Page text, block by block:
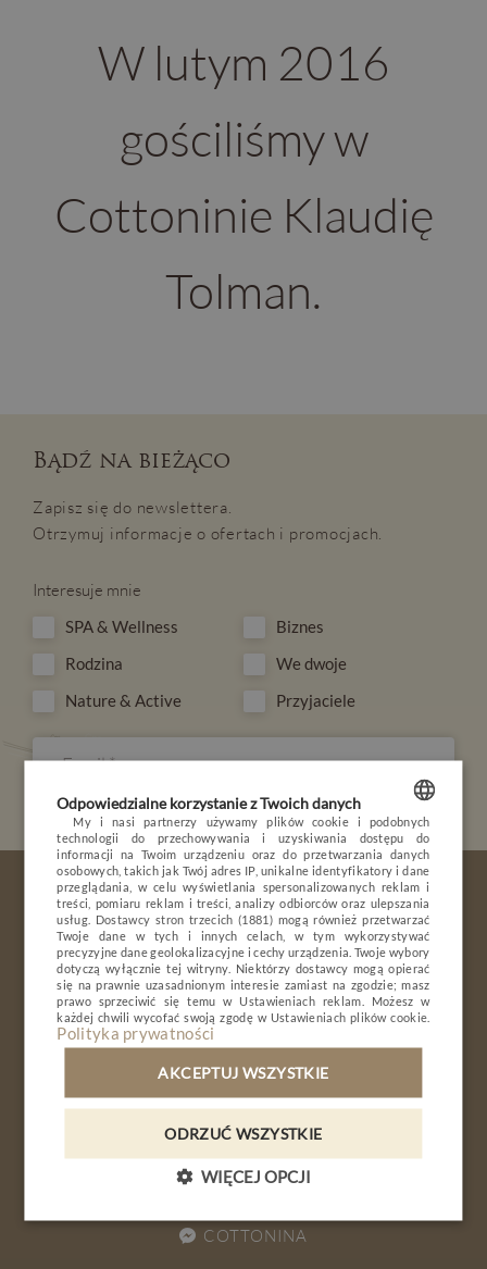
OPINIE BLOG POGODA VOUCHER
POKOJE I PAKIETY
DLA DZIECI
MINERAL SPA
RESTAURACJA
NATURE & ACTIVE
BIZNES
GALERIA
KONTAKT
REZERWACJA
W lutym 2016
gościliśmy w
Cottoninie Klaudię
Tolman.
Bądź na bieżąco
Zapisz się do newslettera.
Otrzymuj informacje o ofertach i promocjach.
Interesuje mnie
SPA & Wellness
Biznes
Rodzina
We dwoje
Nature & Active
Przyjaciele
ZAPISZ SIĘ
Sanatoryjna 7
COTTONINA
POLISH
ENGLISH
GERMAN
CZECH
Odpowiedzialne korzystanie z Twoich danych
My i nasi partnerzy używamy plików cookie i podobnych
technologii do przechowywania i uzyskiwania dostępu do
informacji na Twoim urządzeniu oraz do przetwarzania danych
osobowych, takich jak Twój adres IP, unikalne identyfikatory i dane
przeglądania, w celu wyświetlania spersonalizowanych reklam i
treści, pomiaru reklam i treści, analizy odbiorców oraz ulepszania
usług. Dostawcy stron trzecich (1881)mogą również przetwarzać
Twoje dane w tych i innych celach, w tym wykorzystywać
precyzyjne dane geolokalizacyjne i cechy urządzenia. Twoje wybory
dotyczą wyłącznie tej witryny. Niektórzy dostawcy mogą opierać
się na prawnie uzasadnionym interesie zamiast na zgodzie; masz
prawo sprzeciwić się temu w Ustawieniach reklam . Możesz w
każdej chwili wycofać swoją zgodę w Ustawieniach plików cookie
Polityka prywatności
AKCEPTUJ WSZYSTKIE
ODRZUĆ WSZYSTKIE
WIĘCEJ OPCJI